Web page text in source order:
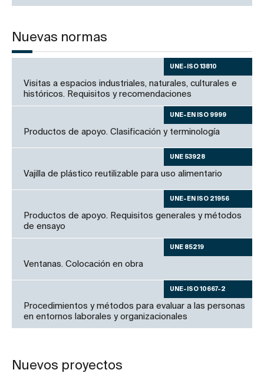
Nuevas normas
UNE-ISO 13810
Visitas a espacios industriales, naturales, culturales e
históricos. Requisitos y recomendaciones
UNE-EN ISO 9999
Productos de apoyo. Clasificación y terminología
UNE 53928
Vajilla de plástico reutilizable para uso alimentario
UNE-EN ISO 21956
Productos de apoyo. Requisitos generales y métodos
de ensayo
UNE 85219
Ventanas. Colocación en obra
UNE-ISO 10667-2
Procedimientos y métodos para evaluar a las personas
en entornos laborales y organizacionales
Nuevos proyectos